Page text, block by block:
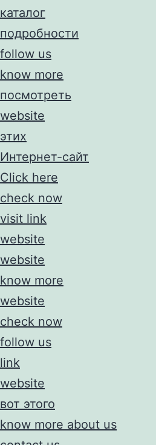
каталог
подробности
follow us
know more
посмотреть
website
этих
Интернет-сайт
Click here
check now
visit link
website
website
know more
website
check now
follow us
link
website
вот этого
know more about us